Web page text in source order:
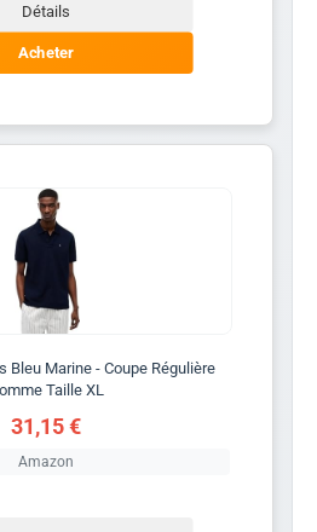
Détails
Acheter
Bleu Marine - Coupe Régulière
Taille XL
31,15 €
Amazon